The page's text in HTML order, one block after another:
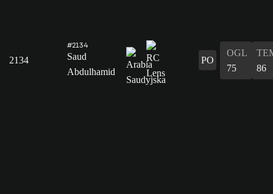
2134
#2134
Saud
Abdulhamid
PO
OGL
75
86